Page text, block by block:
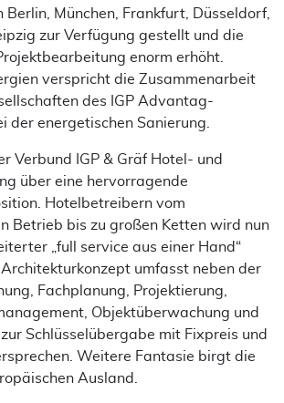
Berlin, München, Frankfurt, Düsseldorf,
zur Verfügung gestellt und die
enorm erhöht.
verspricht die Zusammenarbeit
des IGP Advantag-
der energetischen Sanierung.
Verbund IGP & Gräf Hotel- und
über eine hervorragende
Hotelbetreibern vom
Betrieb bis zu großen Ketten wird nun
„full service aus einer Hand“
umfasst neben der
Fachplanung, Projektierung,
Objektüberwachung und
Schlüsselübergabe mit Fixpreis und
Weitere Fantasie birgt die
Ausland.